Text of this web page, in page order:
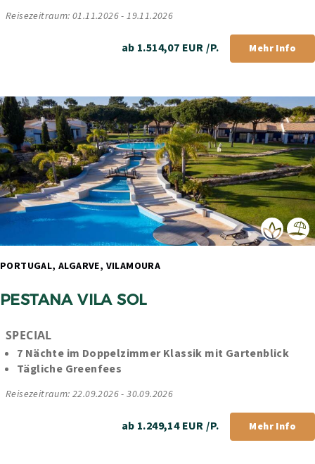
Reisezeitraum: 01.11.2026 - 19.11.2026
ab 1.514,07 EUR /P. Mehr Info
PESTANA VILA SOL
SPECIAL
7 Nächte im Doppelzimmer Klassik mit Gartenblick
Tägliche Greenfees
Reisezeitraum: 22.09.2026 - 30.09.2026
ab 1.249,14 EUR /P. Mehr Info